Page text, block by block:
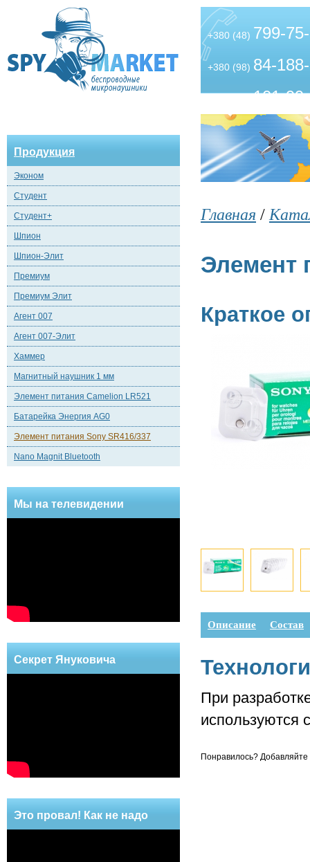
+380 (48) 799-
+380 (98) 84-
101-
Продукция
Эконом
Студент
Студент+
Шпион
Шпион-Элит
Премиум
Премиум Элит
Агент 007
Агент 007-Элит
Хаммер
Магнитный наушник 1 мм
Элемент питания Camelion LR521
Батарейка Энергия AG0
Элемент питания Sony SR416/337
Nano Magnit Bluetooth
Мы на телевидении
Секрет Януковича
Это провал! Как не надо
Главная /
Элемент
Краткое
Описание Состав
При
используются
Понравилось? Добавляйте